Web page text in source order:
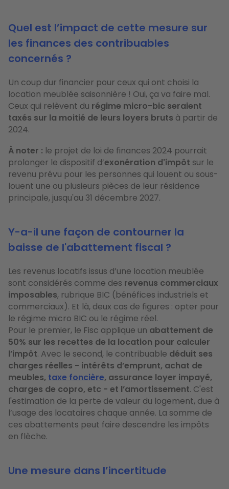
Quel est l’impact de cette mesure sur
les finances des contribuables
concernés ?
Un coup dur financier pour ceux qui ont choisi la
location meublée saisonnière ! Oui, ça va faire mal.
Ceux qui relèvent du régime micro-bic seraient
taxés sur la moitié de leurs loyers bruts à partir de
2024.
À noter : le projet de loi de finances 2024 pourrait
prolonger le dispositif d’exonération d'impôt sur le
revenu prévu pour les personnes qui louent ou sous-
louent une ou plusieurs pièces de leur résidence
principale, jusqu'au 31 décembre 2027.
Y-a-il une façon de contourner la
baisse de l'abattement fiscal ?
Les revenus locatifs issus d’une location meublée
sont considérés comme des revenus commerciaux
imposables, rubrique BIC (bénéfices industriels et
commerciaux). Et là, deux cas de figures : opter pour
le régime micro BIC ou le régime réel.
Pour le premier, le Fisc applique un abattement de
50% sur les recettes de la location pour calculer
l’impôt. Avec le second, le contribuable déduit ses
charges réelles - intérêts d’emprunt, achat de
meubles, taxe foncière, assurance loyer impayé,
charges de copro, etc - et l’amortissement. C'est
l'estimation de la perte de valeur du logement, due à
l’usage des locataires chaque année. La somme de
ces abattements peut faire descendre les impôts
en flèche.
Une mesure dans l’incertitude